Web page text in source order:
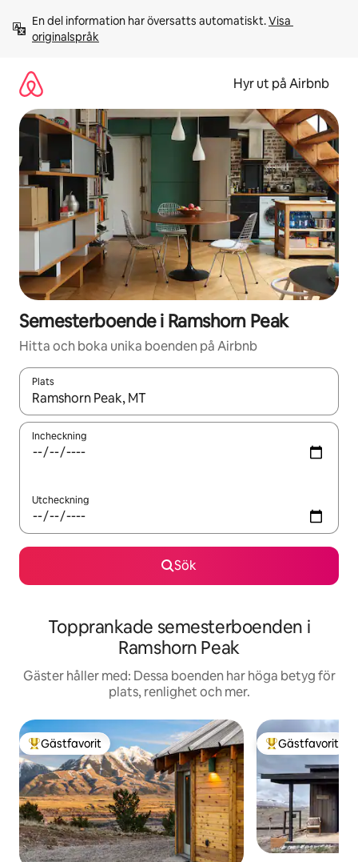
innehåll
En del information har översatts automatiskt. Visa
originalspråk
Hyr ut på Airbnb
Semesterboende i Ramshorn Peak
Hitta och boka unika boenden på Airbnb
Plats
När resultaten är tillgängliga kan du navigera med upp- och
Incheckning
Utcheckning
Sök
Topprankade semesterboenden i
Ramshorn Peak
Gäster håller med: Dessa boenden har höga betyg för
plats, renlighet och mer.
Populär gästfavorit
Gästfavorit Populär
Gästfavorit